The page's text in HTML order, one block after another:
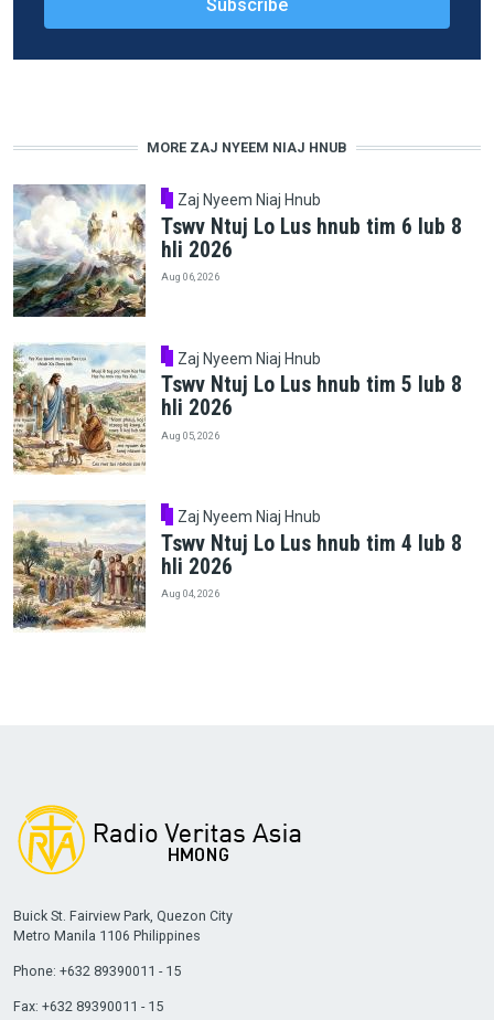
MORE ZAJ NYEEM NIAJ HNUB
Zaj Nyeem Niaj Hnub
Tswv Ntuj Lo Lus hnub tim 6 lub 8
hli 2026
Aug 06, 2026
Zaj Nyeem Niaj Hnub
Tswv Ntuj Lo Lus hnub tim 5 lub 8
hli 2026
Aug 05, 2026
Zaj Nyeem Niaj Hnub
Tswv Ntuj Lo Lus hnub tim 4 lub 8
hli 2026
Aug 04, 2026
Buick St. Fairview Park, Quezon City
Metro Manila 1106 Philippines
Phone: +632 89390011 - 15
Fax: +632 89390011 - 15